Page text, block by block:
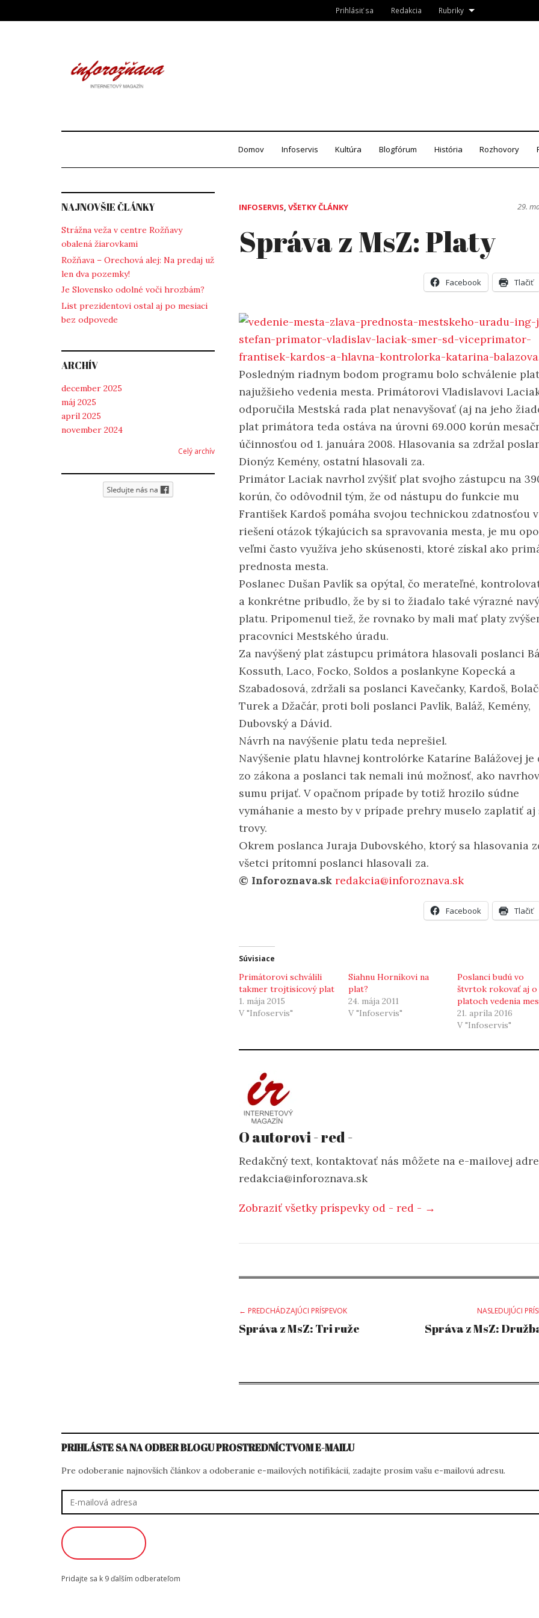
to
Prihlásiť sa Redakcia Rubriky
Domov Infoservis Kultúra Blogfórum História Rozhovory
INFOSERVIS, VŠETKY ČLÁNKY 29.
Správa z MsZ: Platy
Facebook Tlačiť
Posledným riadnym bodom programu bolo schválenie
najužšieho vedenia mesta. Primátorovi Vladislavovi
odporučila Mestská rada plat nenavyšovať (aj na jeho
plat primátora teda ostáva na úrovni 69.000 korún
účinnosťou od 1. januára 2008. Hlasovania sa zdržal
Dionýz Kemény, ostatní hlasovali za.
Primátor Laciak navrhol zvýšiť plat svojho zástupcu na
korún, čo odôvodnil tým, že od nástupu do funkcie mu
František Kardoš pomáha svojou technickou zdatnosťou v
riešení otázok týkajúcich sa spravovania mesta, je mu
veľmi často využíva jeho skúsenosti, ktoré získal ako
prednosta mesta.
Poslanec Dušan Pavlík sa opýtal, čo merateľné,
a konkrétne pribudlo, že by si to žiadalo také výrazné
platu. Pripomenul tiež, že rovnako by mali mať platy
pracovníci Mestského úradu.
Za navýšený plat zástupcu primátora hlasovali poslanci
Kossuth, Laco, Focko, Soldos a poslankyne Kopecká a
Szabadosová, zdržali sa poslanci Kavečanky, Kardoš,
Turek a Džačár, proti boli poslanci Pavlík, Baláž, Kemény,
Dubovský a Dávid.
Návrh na navýšenie platu teda neprešiel.
Navýšenie platu hlavnej kontrolórke Kataríne Balážovej je
zo zákona a poslanci tak nemali inú možnosť, ako
sumu prijať. V opačnom prípade by totiž hrozilo súdne
vymáhanie a mesto by v prípade prehry muselo zaplatiť aj
trovy.
Okrem poslanca Juraja Dubovského, ktorý sa hlasovania
všetci prítomní poslanci hlasovali za.
© Inforoznava.sk redakcia@inforoznava.sk
Facebook Tlačiť
Súvisiace
Primátorovi schválili
takmer trojtisícový plat
1. mája 2015
V "Infoservis"
Siahnu Horníkovi na
plat?
24. mája 2011
V "Infoservis"
Poslanci budú vo
štvrtok rokovať aj o
platoch vedenia
21. apríla 2016
V "Infoservis"
O autorovi - red -
Redakčný text, kontaktovať nás môžete na e-mailovej
redakcia@inforoznava.sk
Zobraziť všetky príspevky od - red - →
Post
← PREDCHÁDZAJÚCI PRÍSPEVOK
Správa z MsZ: Tri ruže
NASLEDUJÚCI
Správa z MsZ:
NAJNOVŠIE ČLÁNKY
Strážna veža v centre Rožňavy
obalená žiarovkami
Rožňava – Orechová alej: Na predaj už
len dva pozemky!
Je Slovensko odolné voči hrozbám?
List prezidentovi ostal aj po mesiaci
bez odpovede
ARCHÍV
december 2025
máj 2025
apríl 2025
november 2024
Celý archív
PRIHLÁSTE SA NA ODBER BLOGU PROSTREDNÍCTVOM E-MAILU
Pre odoberanie najnovších článkov a odoberanie e-mailových notifikácií, zadajte prosím vašu e-mailovú adresu.
Pridajte sa k 9 ďalším odberateľom